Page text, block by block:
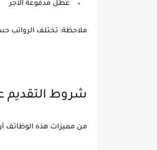
عطل مدفوعة الأجر
ملاحظة: تختلف الرواتب
شروط التقديم
من مميزات هذه الوظائف